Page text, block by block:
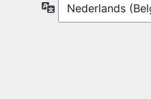
Taal